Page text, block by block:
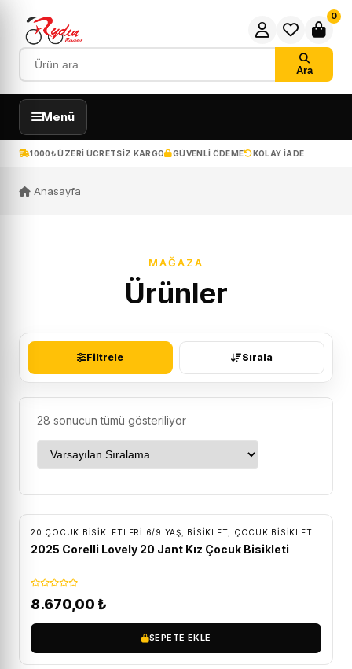
Ara
0
Menü
1000₺ ÜZERI ÜCRETSIZ KARGO GÜVENLI ÖDEME KOLAY IADE
Anasayfa
MAĞAZA
Ürünler
Filtrele Sırala
28 sonucun tümü gösteriliyor
ÜCRETSIZ KARGO
20 ÇOCUK BISIKLETLERI 6/9 YAŞ BİSİKLET ÇOCUK BISIKLETLERI
2025 Corelli Lovely 20 Jant Kız Çocuk Bisikleti
8.670,00 ₺
SEPETE EKLE